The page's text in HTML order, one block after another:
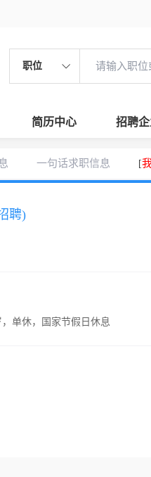
职位
简历中心 招聘
一句话求职信息 [
聘)
单休，国家节假日休息